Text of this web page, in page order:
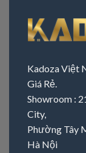
Kadoza Việt
Giá Rẻ.
Showroom :
City,
Phường Tây
Hà Nội